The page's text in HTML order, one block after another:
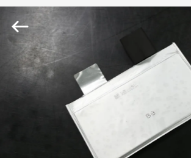
ΣΠΊΤΙ
ΠΡΟΪΌΝΤΑ
ΕΜΦΆΝΙΣΗ
New
Technology
Co,.Ltd..
Reserved.